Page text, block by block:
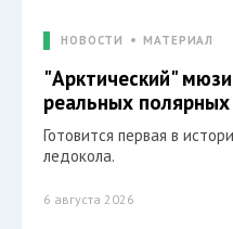
НОВОСТИ МАТЕРИАЛ
"Арктический"
реальных
Готовится первая в
ледокола.
6 августа 2026